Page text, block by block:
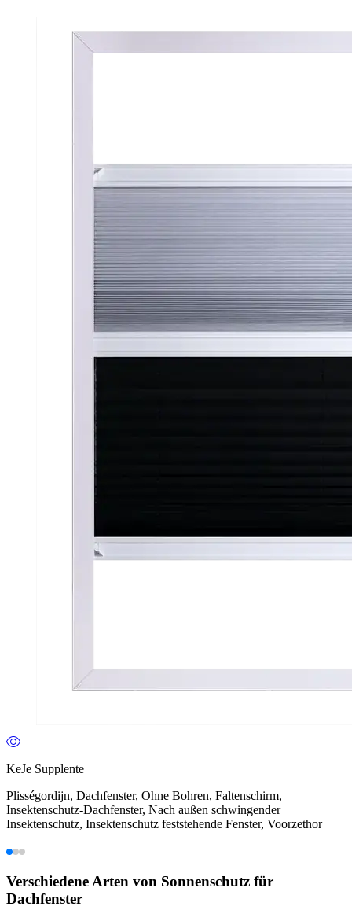
KeJe Supplente
Plisségordijn, Dachfenster, Ohne Bohren, Faltenschirm,
Insektenschutz-Dachfenster, Nach außen schwingender
Insektenschutz, Insektenschutz feststehende Fenster, Voorzethor
Verschiedene Arten von Sonnenschutz für
Dachfenster